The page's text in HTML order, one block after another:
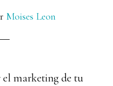
Moises Leon
el marketing de tu